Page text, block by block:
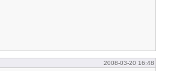
2008-03-20 16:48